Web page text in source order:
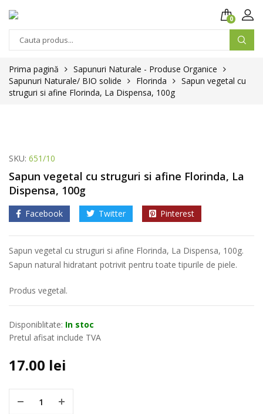
0
Prima pagină
Sapunuri Naturale - Produse Organice
Sapunuri Naturale/ BIO solide
Florinda
Sapun vegetal cu
struguri si afine Florinda, La Dispensa, 100g
SKU: 651/10
Sapun vegetal cu struguri si afine Florinda, La
Dispensa, 100g
Facebook Twitter Pinterest
Sapun vegetal cu struguri si afine Florinda, La Dispensa, 100g.
Sapun natural hidratant potrivit pentru toate tipurile de piele.
Produs vegetal.
Disponiblitate: In stoc
Pretul afisat include TVA
17.00 lei